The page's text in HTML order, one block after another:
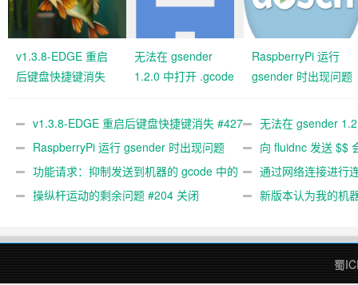
v1.3.8-EDGE 重启
后键盘快捷键消失
无法在 gsender
1.2.0 中打开 .gcode
RaspberryPi 运行
gsender 时出现问题
v1.3.8-EDGE 重启后键盘快捷键消失 #427
关闭
无法在 gsender
#367
RaspberryPi 运行 gsender 时出现问题
#89
向 fluidnc 发送 $$
#473
功能请求：抑制发送到机器的 gcode 中的
gcode 注释。 #444 关闭
通过网络连接进行
操纵杆运动的剩余问题 #204 关闭
新版本认为我的机
蜀